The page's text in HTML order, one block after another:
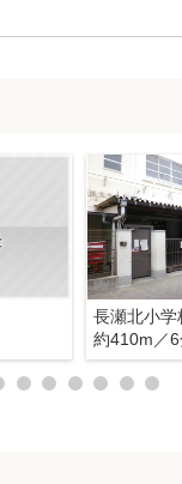
長瀬北小学
約410m／